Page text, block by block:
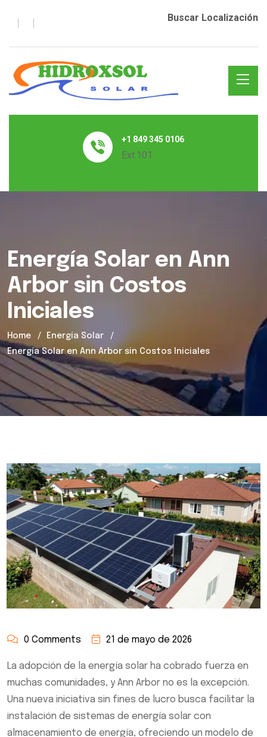
Buscar Localización
+1 849 345 0106
Ext.101
Energía Solar en Ann
Arbor sin Costos
Iniciales
Home
Energía Solar
Energía Solar en Ann Arbor sin Costos Iniciales
0 Comments 21 de mayo de 2026
La adopción de la energía solar ha cobrado fuerza en
muchas comunidades, y Ann Arbor no es la excepción.
Una nueva iniciativa sin fines de lucro busca facilitar la
instalación de sistemas de energía solar con
almacenamiento de energía, ofreciendo un modelo de